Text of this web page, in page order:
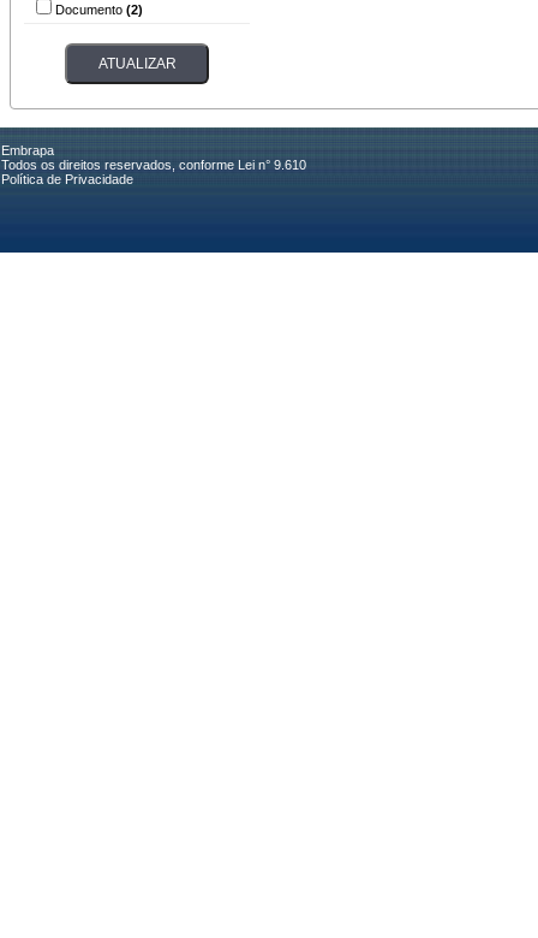
Documento (2)
Embrapa
Todos os direitos reservados, conforme Lei n° 9.610
Política de Privacidade